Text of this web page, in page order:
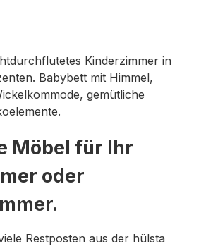
Möbel für Ihr
oder
Restposten aus der hülsta